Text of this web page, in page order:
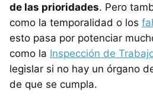
de las prioridades. Pero
como la temporalidad o los
esto pasa por potenciar
como la Inspección de
legislar si no hay un órgano
de que se cumpla.